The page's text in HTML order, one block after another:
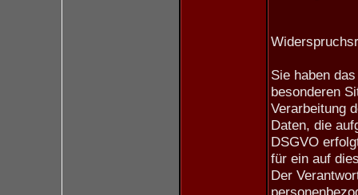
Sie haben
besonderen
Verarbeitung
Daten, die
DSGVO
für ein auf
Der